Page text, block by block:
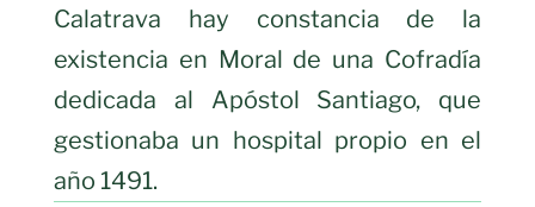
Calatrava hay constancia de la
existencia en Moral de una Cofradía
dedicada al Apóstol Santiago, que
gestionaba un hospital propio en el
año 1491.